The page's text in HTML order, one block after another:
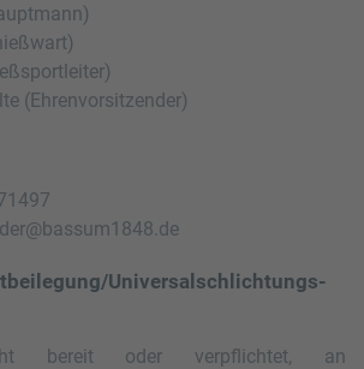
(Ehrenvorsitzender)
Universal­schlichtungs­
bereit oder verpflichtet, an